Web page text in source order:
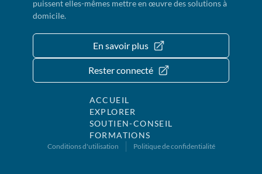
puissent elles-mêmes mettre en œuvre des solutions à
domicile.
En savoir plus
Rester connecté
ACCUEIL
EXPLORER
SOUTIEN-CONSEIL
FORMATIONS
Conditions d'utilisation Politique de confidentialité